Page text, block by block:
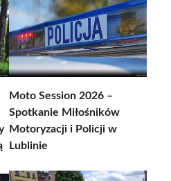
Moto Session 2026 –
Spotkanie Miłośników
Motoryzacji i Policji w
Lublinie